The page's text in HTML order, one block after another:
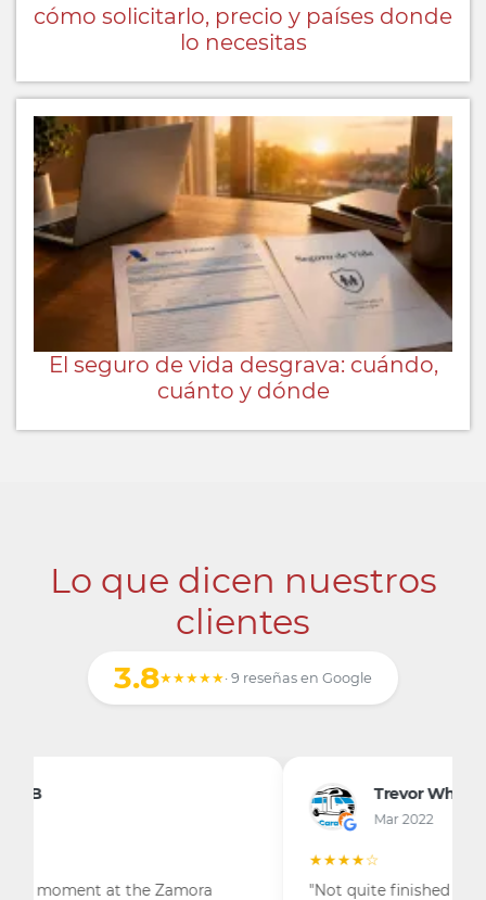
cómo solicitarlo, precio y países donde
lo necesitas
El seguro de vida desgrava: cuándo,
cuánto y dónde
Lo que dicen nuestros
clientes
3.8★★★★★· 9 reseñas en Google
"Not quite finished yet"